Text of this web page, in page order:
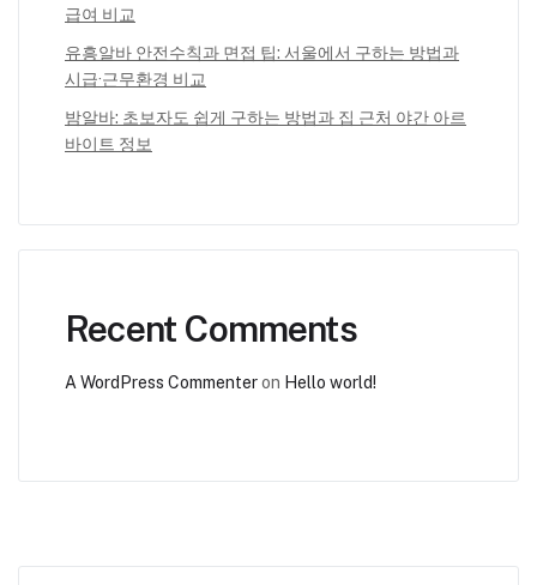
급여 비교
유흥알바 안전수칙과 면접 팁: 서울에서 구하는 방법과
시급·근무환경 비교
밤알바: 초보자도 쉽게 구하는 방법과 집 근처 야간 아르
바이트 정보
Recent Comments
A WordPress Commenteron Hello world!